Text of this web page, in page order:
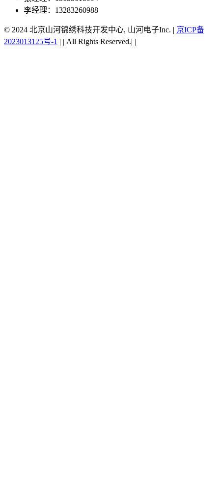
李经理：13283260988
© 2024 北京山河锦绣科技开发中心, 山河电子Inc. | 京ICP备
2023013125号-1 | | All Rights Reserved.| |